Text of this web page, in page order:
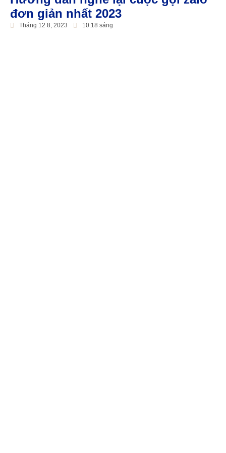
đơn giản nhất 2023
Tháng 12 8, 2023 10:18 sáng